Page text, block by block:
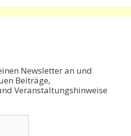
Newsletter an und
Beiträge,
Veranstaltungshinweise